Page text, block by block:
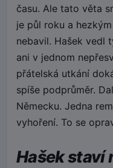
času. Ale tato věta
je půl roku a
nebavil. Hašek vedl
ani v jednom
přátelská utkání
spíše podprůměr.
Německu. Jedna
vyhoření. To se
Hašek staví